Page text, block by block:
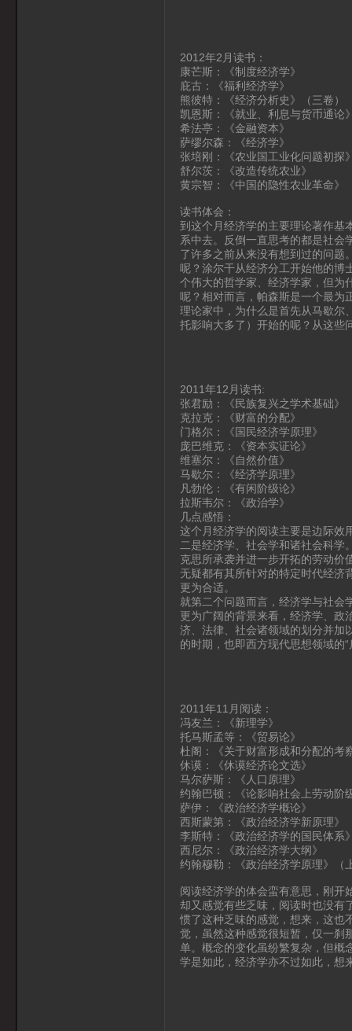
2012年2月读书：
康芒斯：《制度经济学》
庇古：《福利经济学》
熊彼特：《经济分析史》（三卷）
凯恩斯：《就业、利息与货币通论
希法亭：《金融资本》
萨缪尔森：《经济学》
张培刚：《农业国工业化问题初探
舒尔茨：《改造传统农业》
黄宗智：《中国的隐性农业革命》
读书体会：
到这个月经济学的主要理论著作基
系中去。反倒一直思考的都是社会
了许多之前从来没有想到过的问题
呢？涂尔干从经济分工开始他的博
个伟大的哲学家、经济学家，但为
呢？相对而言，帕森斯是一个最为
理论家中，为什么是首先从马歇尔
托影响大多了）开始的呢？从这些
2011年12月读书:
张君励：《民族复兴之学术基础》
克拉克：《财富的分配》
门格尔：《国民经济学原理》
庞巴维克：《资本实证论》
维塞尔：《自然价值》
马歇尔：《经济学原理》
凡勃伦：《有闲阶级论》
拉斯韦尔：《政治学》
几点感悟：
这个月经济学的阅读主要是边际效
二是经济学、社会学和诸社会科学
克思所承袭并进一步开拓的劳动价
无疑都有其所针对的特定时代经
更为合适。
就第二个问题而言，经济学与社会
更为广阔的背景来看，经济学、政
济、法律、社会诸领域的划分并
的时期，也即西方现代思想领域的
2011年11月阅读：
冯友兰：《新理学》
托马斯孟等：《贸易论》
杜阁：《关于财富形成和分配的考
休谟：《休谟经济论文选》
马尔萨斯：《人口原理》
约翰巴顿：《论影响社会上劳动阶
萨伊：《政治经济学概论》
西斯蒙第：《政治经济学新原理》
李斯特：《政治经济学的国民体系
西尼尔：《政治经济学大纲》
约翰穆勒：《政治经济学原理》（
阅读经济学的体会蛮有意思，刚开
却又感觉有些乏味，阅读时也没有
惯了这种乏味的感觉，想来，这也
觉，虽然这种感觉很短暂，仅一刹
单。概念的变化虽纷繁复杂，但概
学是如此，经济学亦不过如此，想